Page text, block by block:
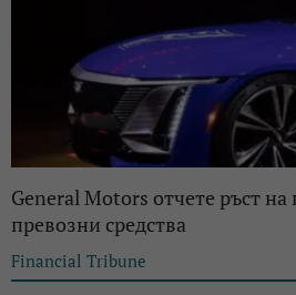
General Motors отчете ръст
превозни средства
Financial Tribune